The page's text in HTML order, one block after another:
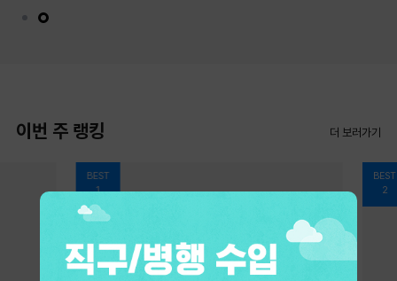
이번 주 랭킹 더 보러가기
BEST
1
BEST
2